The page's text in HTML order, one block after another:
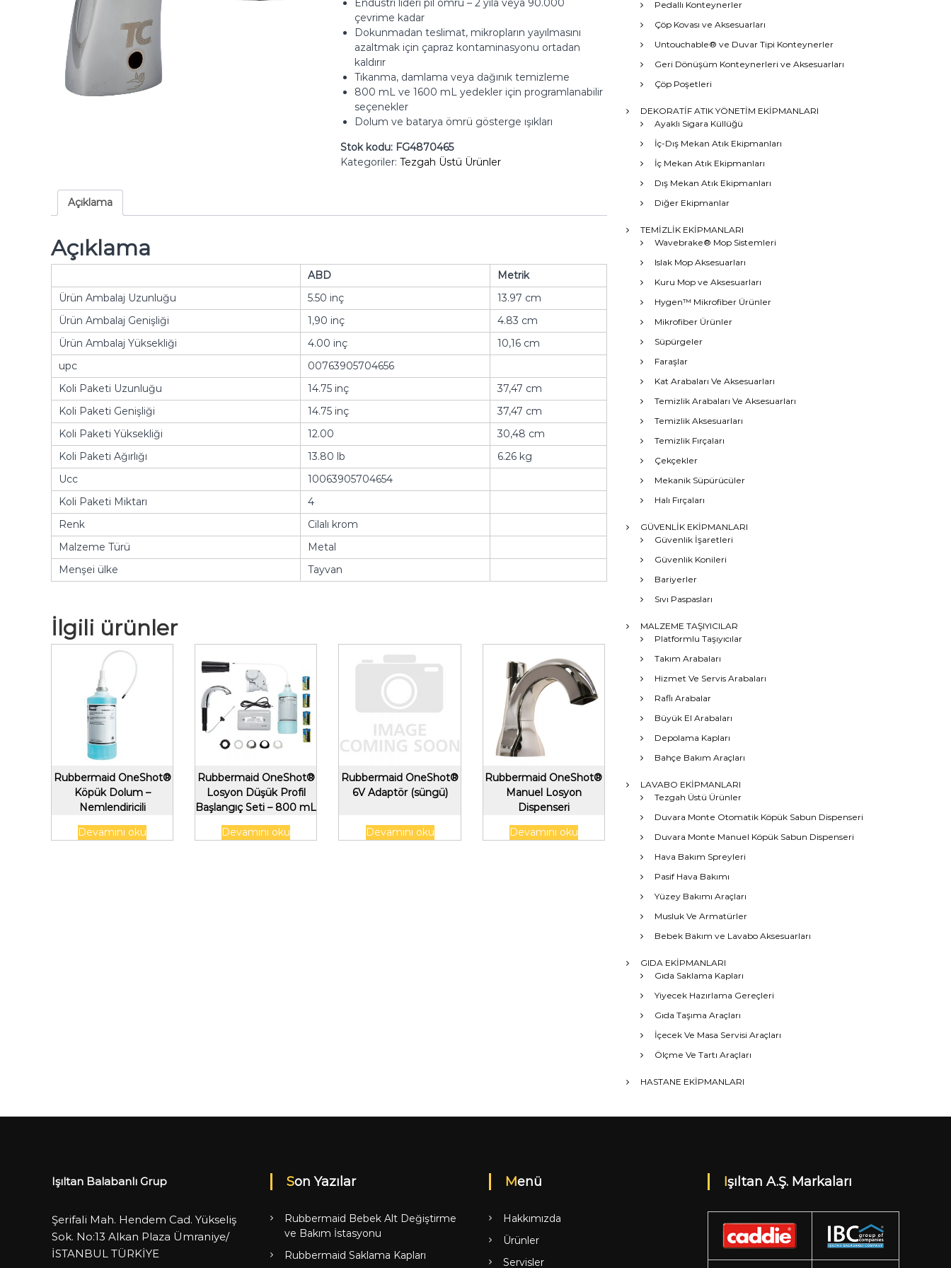
Endüstri lideri pil ömrü – 2 yıla veya 90.000
çevrime kadar
Dokunmadan teslimat, mikropların yayılmasını
azaltmak için çapraz kontaminasyonu ortadan
kaldırır
Tıkanma, damlama veya dağınık temizleme
800 mL ve 1600 mL yedekler için programlanabilir
seçenekler
Dolum ve batarya ömrü gösterge ışıkları
Stok kodu: FG4870465
Kategoriler: Tezgah Üstü Ürünler
Açıklama
Açıklama
ABD
Metrik
Ürün Ambalaj Uzunluğu
5.50 inç
13.97 cm
Ürün Ambalaj Genişliği
1,90 inç
4.83 cm
Ürün Ambalaj Yüksekliği
4.00 inç
10,16 cm
upc
00763905704656
Koli Paketi Uzunluğu
14.75 inç
37,47 cm
Koli Paketi Genişliği
14.75 inç
37,47 cm
Koli Paketi Yüksekliği
12.00
30,48 cm
Koli Paketi Ağırlığı
13.80 lb
6.26 kg
Ucc
10063905704654
Koli Paketi Miktarı
4
Renk
Cilalı krom
Malzeme Türü
Metal
Menşei ülke
Tayvan
İlgili ürünler
Rubbermaid OneShot®
Köpük Dolum –
Nemlendiricili
Zenginleştirilmiş Köpük
El Sabunu, 1600 mL
Devamını oku
Rubbermaid OneShot®
Losyon Düşük Profil
Başlangıç ​​Seti – 800 mL
Devamını oku
Rubbermaid OneShot®
6V Adaptör (süngü)
Devamını oku
Rubbermaid OneShot®
Manuel Losyon
Dispenseri
Devamını oku
Pedallı Konteynerler
Çöp Kovası ve Aksesuarları
Untouchable® ve Duvar Tipi Konteynerler
Geri Dönüşüm Konteynerleri ve Aksesuarları
Çöp Poşetleri
DEKORATİF ATIK YÖNETİM EKİPMANLARI
Ayaklı Sigara Küllüğü
İç-Dış Mekan Atık Ekipmanları
İç Mekan Atık Ekipmanları
Dış Mekan Atık Ekipmanları
Diğer Ekipmanlar
TEMİZLİK EKİPMANLARI
Wavebrake® Mop Sistemleri
Islak Mop Aksesuarları
Kuru Mop ve Aksesuarları
Hygen™ Mikrofiber Ürünler
Mikrofiber Ürünler
Süpürgeler
Faraşlar
Kat Arabaları Ve Aksesuarları
Temizlik Arabaları Ve Aksesuarları
Temizlik Aksesuarları
Temizlik Fırçaları
Çekçekler
Mekanik Süpürücüler
Halı Fırçaları
GÜVENLİK EKİPMANLARI
Güvenlik İşaretleri
Güvenlik Konileri
Bariyerler
Sıvı Paspasları
MALZEME TAŞIYICILAR
Platformlu Taşıyıcılar
Takım Arabaları
Hizmet Ve Servis Arabaları
Raflı Arabalar
Büyük El Arabaları
Depolama Kapları
Bahçe Bakım Araçları
LAVABO EKİPMANLARI
Tezgah Üstü Ürünler
Duvara Monte Otomatik Köpük Sabun Dispenseri
Duvara Monte Manuel Köpük Sabun Dispenseri
Hava Bakım Spreyleri
Pasif Hava Bakımı
Yüzey Bakımı Araçları
Musluk Ve Armatürler
Bebek Bakım ve Lavabo Aksesuarları
GIDA EKİPMANLARI
Gıda Saklama Kapları
Yiyecek Hazırlama Gereçleri
Gıda Taşıma Araçları
İçecek Ve Masa Servisi Araçları
Ölçme Ve Tartı Araçları
HASTANE EKİPMANLARI
Işıltan Balabanlı Grup
Şerifali Mah. Hendem Cad. Yükseliş
Sok. No:13 Alkan Plaza Ümraniye/
İSTANBUL TÜRKİYE
Son Yazılar
Rubbermaid Bebek Alt Değiştirme
ve Bakım İstasyonu
Rubbermaid Saklama Kapları
Menü
Hakkımızda
Ürünler
Servisler
Işıltan A.Ş. Markaları